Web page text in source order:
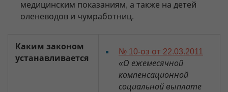
медицинским показаниям, а также на детей
оленеводов и чумработниц.
Каким законом
устанавливается
№ 10-оз от 22.03.2011
«О ежемесячной
компенсационной
социальной выплате